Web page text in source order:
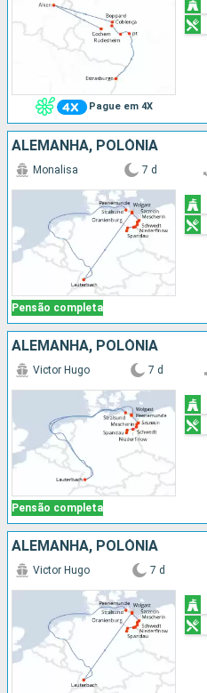
Pague em 4X
ALEMANHA, POLÓNIA
Pensão completa
Monalisa 7 d
ALEMANHA, POLÓNIA
Pensão completa
Victor Hugo 7 d
ALEMANHA, POLÓNIA
Victor Hugo 7 d